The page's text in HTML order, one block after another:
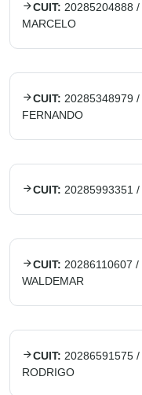
CUIT: 20285204888 /
MARCELO
CUIT: 20285348979 /
FERNANDO
CUIT: 20285993351 /
CUIT: 20286110607 /
WALDEMAR
CUIT: 20286591575 /
RODRIGO